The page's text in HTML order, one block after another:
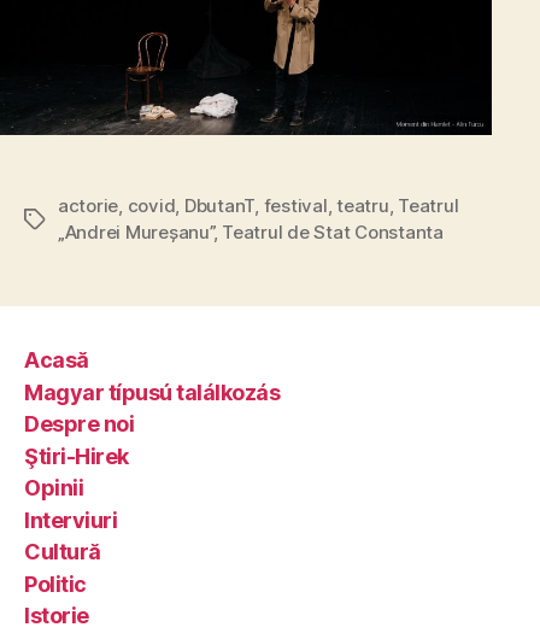
Tags
actorie, covid, DbutanT, festival,teatru, Teatrul
„Andrei Mureșanu”, Teatrul de Stat Constanta
Acasă
Magyar típusú találkozás
Despre noi
Ştiri-Hirek
Opinii
Interviuri
Cultură
Politic
Istorie